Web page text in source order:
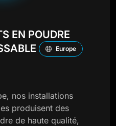
EN POUDRE
Europe
nos installations
produisent des
de haute qualité,